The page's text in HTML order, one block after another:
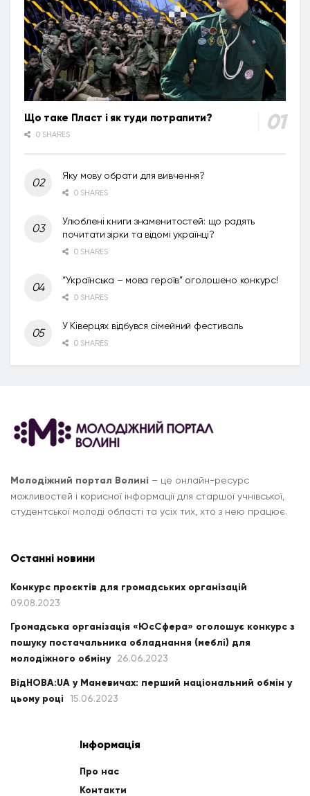
Що таке Пласт і як туди потрапити?
0 SHARES
Яку мову обрати для вивчення?
0 SHARES
Улюблені книги знаменитостей: що радять
почитати зірки та відомі українці?
0 SHARES
“Українська – мова героїв” оголошено конкурс!
0 SHARES
У Ківерцях відбувся сімейний фестиваль
0 SHARES
Молодіжний портал Волині – це онлайн-ресурс
можливостей і корисної інформації для старшої учнівської,
студентської молоді області та усіх тих, хто з нею працює.
Останні новини
Конкурс проєктів для громадських організацій
09.08.2023
Громадська організація «ЮсСфера» оголошує конкурс з
пошуку постачальника обладнання (меблі) для
молодіжного обміну
26.06.2023
ВідНОВА:UA у Маневичах: перший національний обмін у
цьому році
15.06.2023
Інформація
Про нас
Контакти